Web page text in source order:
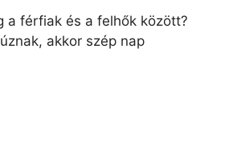
a férfiak és a felhők között?
akkor szép nap